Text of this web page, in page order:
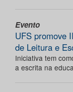
Evento
UFS promove
de Leitura e
Iniciativa tem
a escrita na